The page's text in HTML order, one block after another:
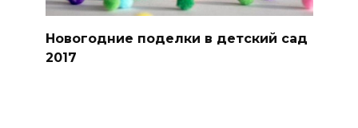
Новогодние поделки в детский сад
2017